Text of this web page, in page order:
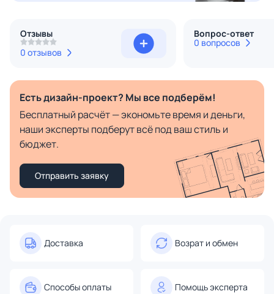
Отзывы
0 отзывов
Вопрос-ответ
0 вопросов
Есть дизайн-проект? Мы все подберём!
Бесплатный расчёт — экономьте время и деньги,
наши эксперты подберут всё под ваш стиль и
бюджет.
Отправить заявку
Доставка Возрат и обмен
Способы оплаты Помощь эксперта